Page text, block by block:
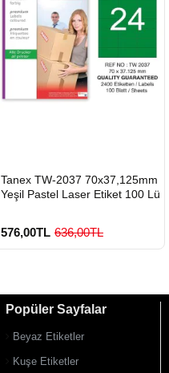
900 TL Üzeri Kargo Ücretsiz
GÖNDERİ
Tanex TW-2037 70x37,125mm
Yeşil Pastel Laser Etiket 100 Lü
576,00TL 636,00TL
Popüler Sayfalar
Beyaz Etiketler
Kuşe Etiketler